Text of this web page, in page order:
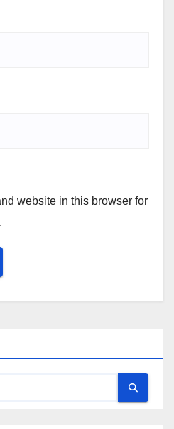
website in this browser for